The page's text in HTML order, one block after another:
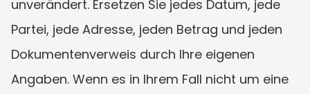
unverändert. Ersetzen Sie jedes Datum, jede
Partei, jede Adresse, jeden Betrag und jeden
Dokumentenverweis durch Ihre eigenen
Angaben. Wenn es in Ihrem Fall nicht um eine